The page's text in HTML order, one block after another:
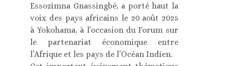
Essozimna Gnassingbé, a porté haut la
voix des pays africains le 20 août 2025
à Yokohama, à l’occasion du Forum sur
le partenariat économique entre
l’Afrique et les pays de l’Océan Indien.